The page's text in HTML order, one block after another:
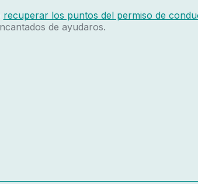
recuperar los puntos del permiso de
de ayudaros.